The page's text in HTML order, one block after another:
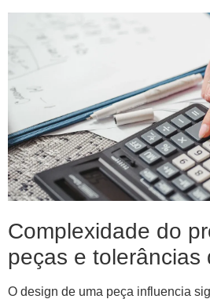
Complexidade do
peças e tolerâncias
O design de uma peça influencia